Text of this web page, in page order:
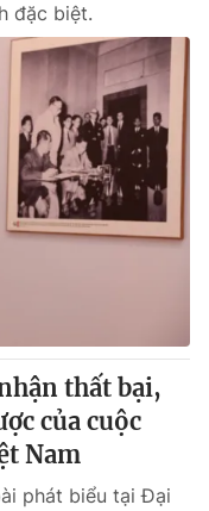
đặc biệt.
thất bại,
của cuộc
Nam
phát biểu tại Đại